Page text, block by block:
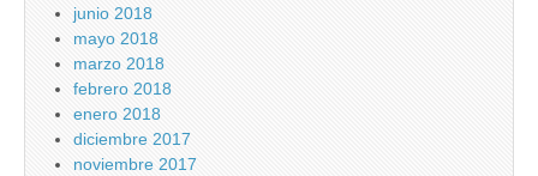
junio 2018
mayo 2018
marzo 2018
febrero 2018
enero 2018
diciembre 2017
noviembre 2017